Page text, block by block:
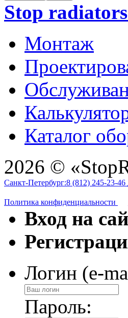
Stop radiators
Монтаж
Каталог
2026 ©
Санкт-Петербург:8 (812) 245-23-46
Политика конфиденциальности
Вход на
Логин (e-
Пароль: